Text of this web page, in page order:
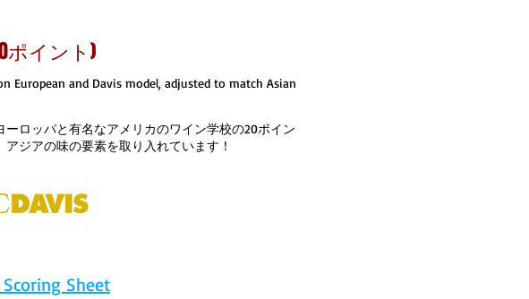
ポイント)
European and Davis model, adjusted to match Asian
ロッパと有名なアメリカのワイン学校の20ポイン
アジアの味の要素を取り入れています！
Sheet